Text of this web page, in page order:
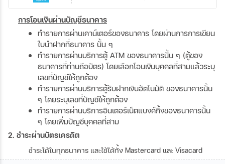
การโอนเงินผ่านบัญชีธนาคาร
ทำรายการผ่านเคาน์เตอร์ของธนาคาร โดยผ่านการการเขียน
ใบนำฝากที่ธนาคาร นั้น ๆ
ทำรายการผ่านบริการตู้ ATM ของธนาคารนั้น ๆ (ตู้ของ
ธนาคารที่ท่านถือบัตร) โดยเลือกโอนเงินบุคคลที่สามแล้วระบุ
เลขที่บัญชีให้ถูกต้อง
ทำรายการผ่านบริการตู้รับฝากเงินอัตโนมัติ ของธนาคารนั้น
ๆ โดยระบุเลขที่บัญชีให้ถูกต้อง
ทำรายการผ่านบริการอินเตอร์เน็ตแบงค์กิ้งของธนาคารนั้น
ๆ โดยเพิ่มบัญชีบุคคลที่สาม
2. ชำระผ่านบัตรเครดิต
ชำระได้ในทุกธนาคาร และใช้ได้ทั้ง Mastercard และ Visacard